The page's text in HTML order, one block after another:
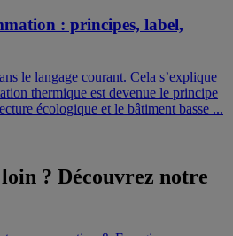
: principes, label,
le langage courant. Cela s’explique
thermique est devenue le principe
écologique et le bâtiment basse ...
? Découvrez notre